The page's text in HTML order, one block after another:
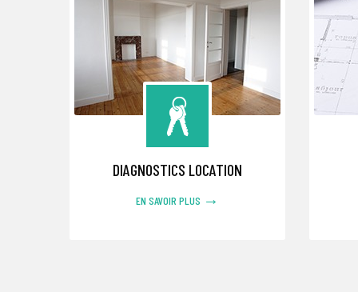
DIAGNOSTICS LOCATION
EN SAVOIR PLUS →